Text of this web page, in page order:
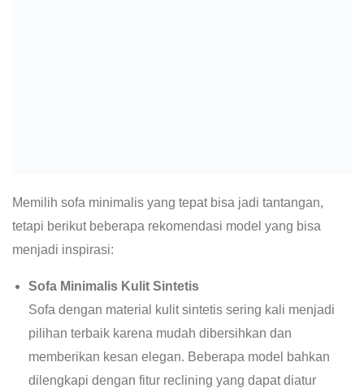
Memilih sofa minimalis yang tepat bisa jadi tantangan,
tetapi berikut beberapa rekomendasi model yang bisa
menjadi inspirasi:
Sofa Minimalis Kulit Sintetis
Sofa dengan material kulit sintetis sering kali menjadi
pilihan terbaik karena mudah dibersihkan dan
memberikan kesan elegan. Beberapa model bahkan
dilengkapi dengan fitur reclining yang dapat diatur